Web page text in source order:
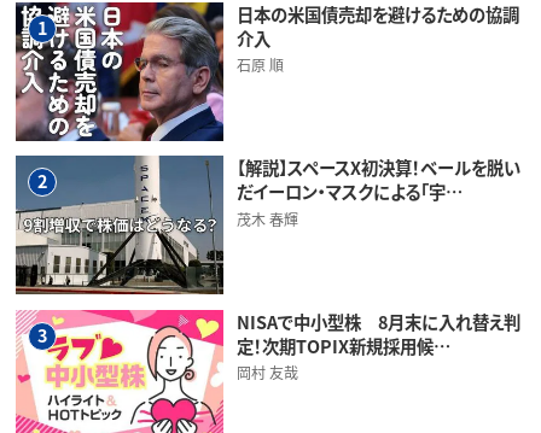
1
日本の米国債売却を避けるための協調
介入
石原 順
2
【解説】スペースX初決算！ベールを脱い
だイーロン・マスクによる「宇…
茂木 春輝
3
NISAで中小型株 8月末に入れ替え判
定！次期TOPIX新規採用候…
岡村 友哉